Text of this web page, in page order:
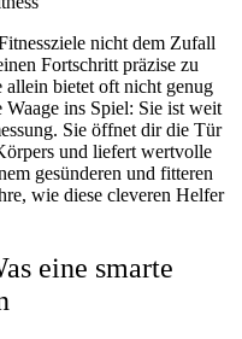
nicht dem Zufall
Fortschritt präzise zu
allein bietet oft nicht genug
ins Spiel: Sie ist weit
Sie öffnet dir die Tür
und liefert wertvolle
gesünderen und fitteren
wie diese cleveren Helfer
eine smarte